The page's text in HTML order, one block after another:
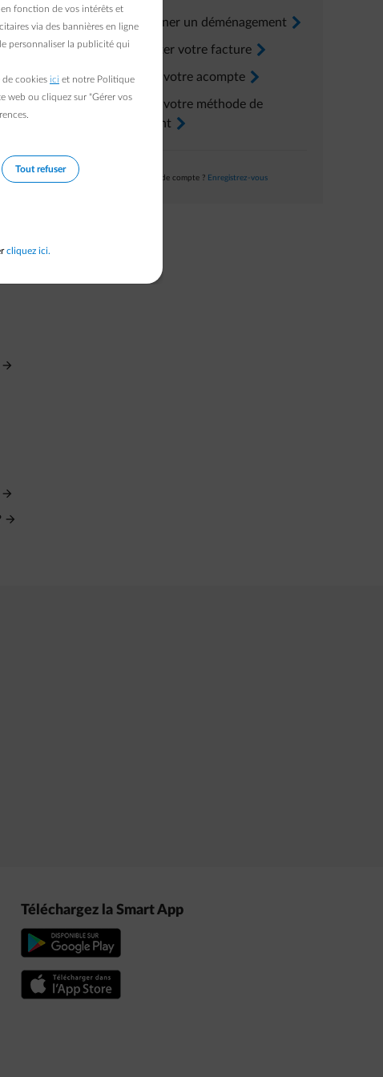
Renseigner un déménagement arrow-right
Consulter votre facture arrow-right
Ajuster votre acompte arrow-right
Ajuster votre méthode de
paiement arrow-right
Pas encore de compte ? Enregistrez-vous
Téléchargez la Smart App
fonction de vos intérêts et
via des bannières en ligne
personnaliser la publicité qui
cookies ici et notre Politique
web ou cliquez sur "Gérer vos
Tout refuser
cliquez ici.